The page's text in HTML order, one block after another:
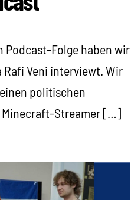
Podcast-Folge haben wir
Rafi Veni interviewt. Wir
politischen
Minecraft-Streamer […]